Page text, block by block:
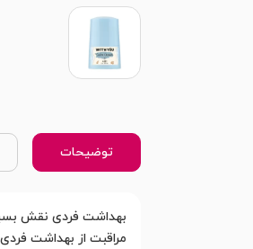
توضیحات
بهداشت فردی نقش
مراقبت از بهداشت